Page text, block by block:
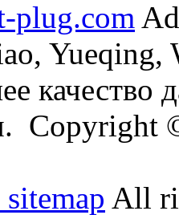
plug.com
Yueqing,
качество
Copyright
All